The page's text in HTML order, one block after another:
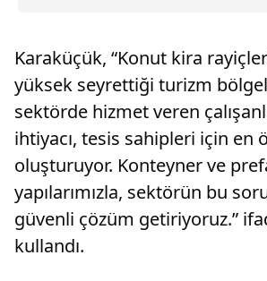
durumu polise bildir...
Karaküçük, “Konut kira
yüksek seyrettiği turizm
sektörde hizmet veren
ihtiyacı, tesis sahipleri için en
oluşturuyor. Konteyner ve
yapılarımızla, sektörün bu
güvenli çözüm getiriyoruz.”
kullandı.